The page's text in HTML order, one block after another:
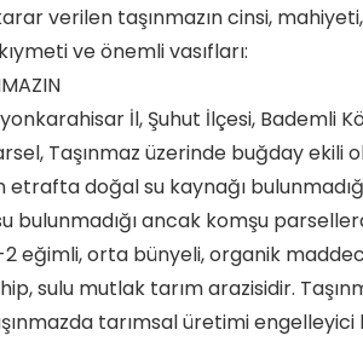
verilen taşınmazın cinsi,
ve önemli vasıfları:
İl, Şuhut İlçesi, Bademli
Taşınmaz üzerinde buğday ekili
etrafta doğal su kaynağı
bulunmadığı ancak komşu
2 eğimli, orta bünyeli, organik
sulu mutlak tarım arazisidir.
tarımsal üretimi